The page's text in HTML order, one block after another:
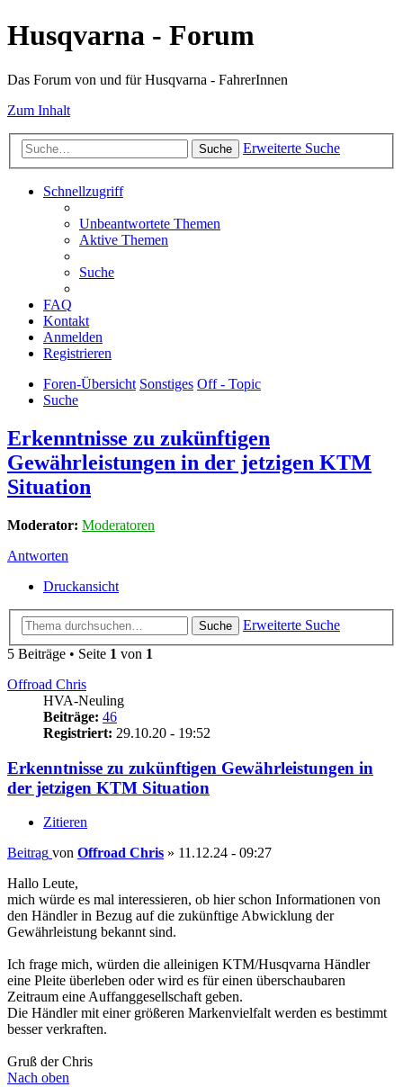
Husqvarna - Forum
Das Forum von und für Husqvarna - FahrerInnen
Zum Inhalt
Suche Erweiterte Suche
Schnellzugriff
Unbeantwortete Themen
Aktive Themen
Suche
FAQ
Kontakt
Anmelden
Registrieren
Foren-Übersicht Sonstiges Off - Topic
Suche
Erkenntnisse zu zukünftigen
Gewährleistungen in der jetzigen KTM
Situation
Moderator: Moderatoren
Antworten
Druckansicht
Suche
Erweiterte Suche
5 Beiträge • Seite 1 von 1
Offroad Chris
HVA-Neuling
Beiträge: 46
Registriert: 29.10.20 - 19:52
Erkenntnisse zu zukünftigen Gewährleistungen in
der jetzigen KTM Situation
Zitieren
Beitrag von Offroad Chris » 11.12.24 - 09:27
Hallo Leute,
mich würde es mal interessieren, ob hier schon Informationen von
den Händler in Bezug auf die zukünftige Abwicklung der
Gewährleistung bekannt sind.
Ich frage mich, würden die alleinigen KTM/Husqvarna Händler
eine Pleite überleben oder wird es für einen überschaubaren
Zeitraum eine Auffanggesellschaft geben.
Die Händler mit einer größeren Markenvielfalt werden es bestimmt
besser verkraften.
Gruß der Chris
Nach oben